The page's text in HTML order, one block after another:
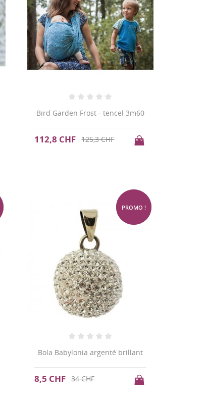
Bird Garden Frost - tencel 3m60
112,8 CHF 125,3 CHF
-75%
PROMO !
Bola Babylonia argenté brillant
8,5 CHF 34 CHF